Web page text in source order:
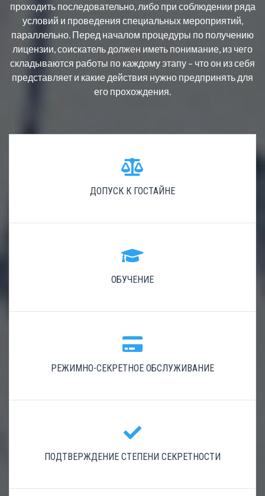
проходить последовательно, либо при соблюдении ряда
условий и проведения специальных мероприятий,
параллельно. Перед началом процедуры по получению
лицензии, соискатель должен иметь понимание, из чего
складываются работы по каждому этапу – что он из себя
представляет и какие действия нужно предпринять для
его прохождения.
ДОПУСК К ГОСТАЙНЕ
ОБУЧЕНИЕ
РЕЖИМНО-СЕКРЕТНОЕ ОБСЛУЖИВАНИЕ
ПОДТВЕРЖДЕНИЕ СТЕПЕНИ СЕКРЕТНОСТИ